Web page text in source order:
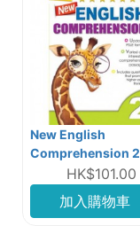
New English
Comprehension 2
HK$101.00
加入購物車